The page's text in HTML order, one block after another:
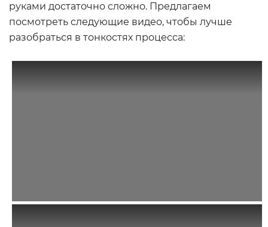
руками достаточно сложно. Предлагаем
посмотреть следующие видео, чтобы лучше
разобраться в тонкостях процесса: